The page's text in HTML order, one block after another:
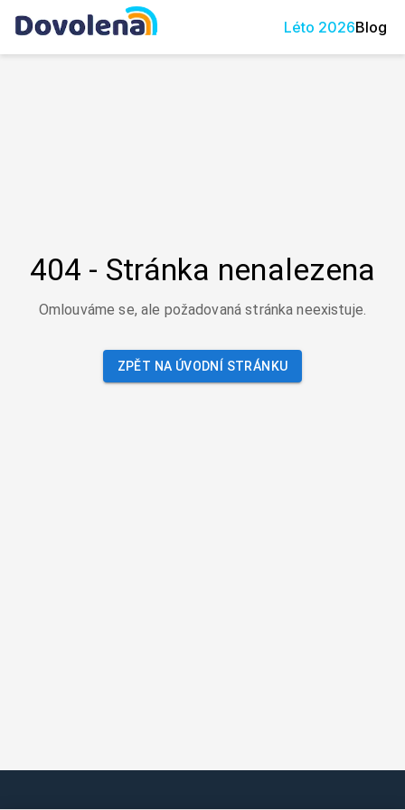
Léto 2026Blog
404 - Stránka nenalezena
Omlouváme se, ale požadovaná stránka neexistuje.
ZPĚT NA ÚVODNÍ STRÁNKU